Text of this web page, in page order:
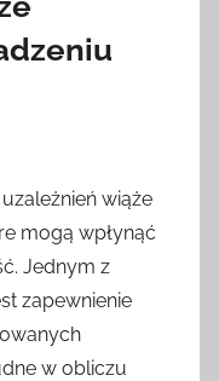
wiąże
mogą wpłynąć
Jednym z
zapewnienie
w obliczu